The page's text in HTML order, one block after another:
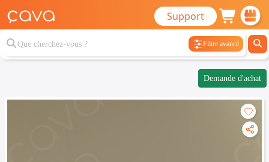
Support
Filtre avancé
Demande d'achat